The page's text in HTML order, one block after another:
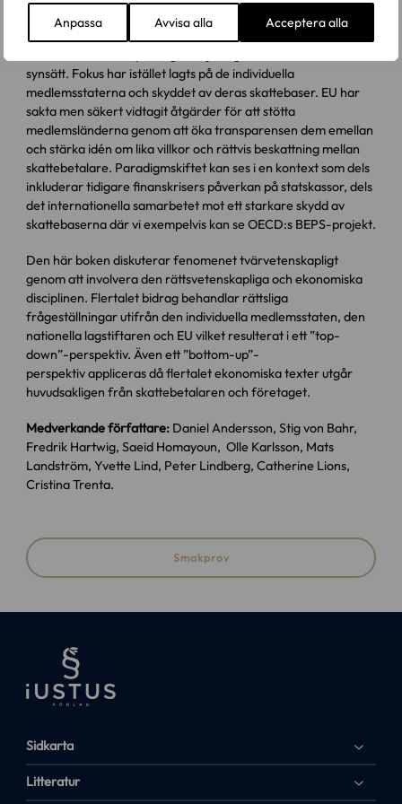
Anpassa Avvisa alla Acceptera alla
och funktionen av den inre marknaden som finansieringen av
synsätt. Fokus har istället lagts på de individuella
medlemsstaterna och skyddet av deras skattebaser. EU har
sakta men säkert vidtagit åtgärder för att stötta
medlemsländerna genom att öka transparensen dem emellan
och stärka idén om lika villkor och rättvis beskattning mellan
skattebetalare. Paradigmskiftet kan ses i en kontext som dels
inkluderar tidigare finanskrisers påverkan på statskassor, dels
det internationella samarbetet mot ett starkare skydd av
skattebaserna där vi exempelvis kan se OECD:s BEPS-projekt.
Den här boken diskuterar fenomenet tvärvetenskapligt
genom att involvera den rättsvetenskapliga och ekonomiska
disciplinen. Flertalet bidrag behandlar rättsliga
frågeställningar utifrån den individuella medlemsstaten, den
nationella lagstiftaren och EU vilket resulterat i ett ”top-
down”-perspektiv. Även ett ”bottom-up”-
perspektiv appliceras då flertalet ekonomiska texter utgår
huvudsakligen från skattebetalaren och företaget.
Medverkande författare:Daniel Andersson, Stig von Bahr,
Fredrik Hartwig, Saeid Homayoun, Olle Karlsson, Mats
Landström, Yvette Lind, Peter Lindberg, Catherine Lions,
Cristina Trenta.
Smakprov
Sidkarta
Litteratur